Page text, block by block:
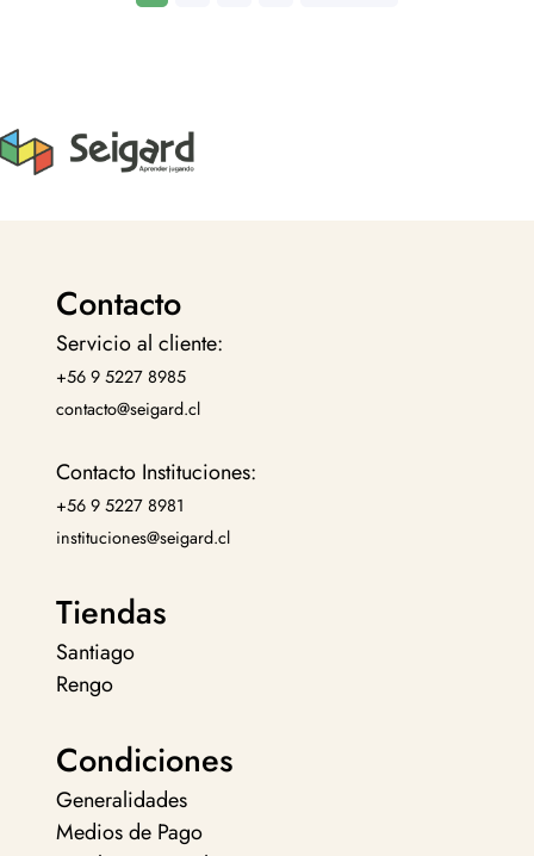
Contacto
Servicio al cliente:
+56 9 5227 8985
contacto@seigard.cl
Contacto Instituciones:
+56 9 5227 8981
instituciones@seigard.cl
Tiendas
Santiago
Rengo
Condiciones
Generalidades
Medios de Pago